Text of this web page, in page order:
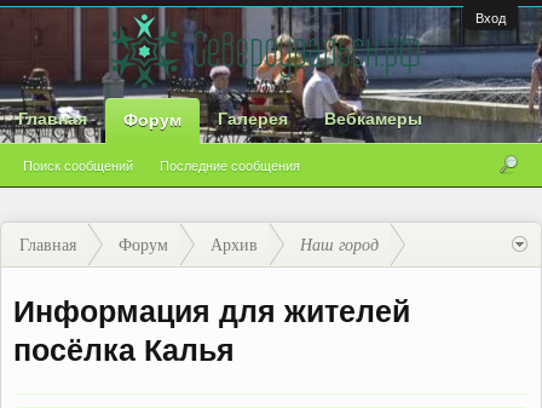
Вход
Главная Форум
Поиск сообщений Последние сообщения
Галерея Вебкамеры
Главная Форум Архив Наш город
Информация для жителей
посёлка Калья